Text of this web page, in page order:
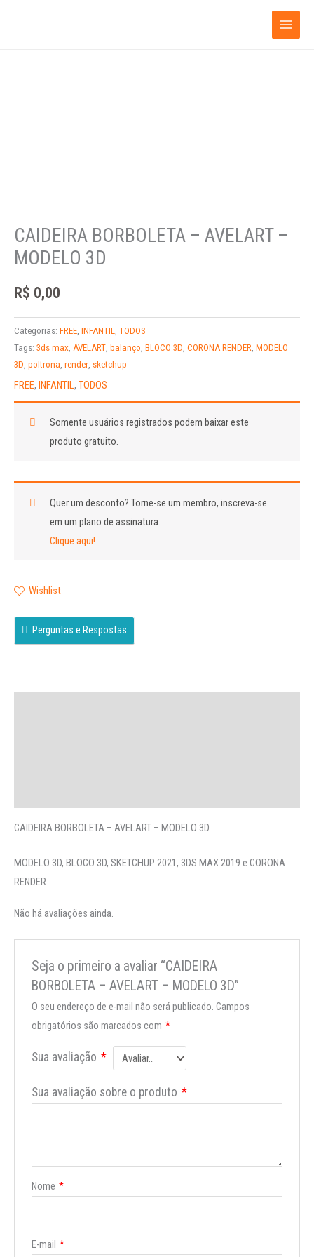
CAIDEIRA BORBOLETA – AVELART –
MODELO 3D
R$ 0,00
Categorias: FREE INFANTIL
TODOS
Tags: 3ds max AVELART balanço BLOCO 3D CORONA RENDER MODELO
3D poltrona render sketchup
FREE, INFANTIL, TODOS
Somente usuários registrados podem baixar este
produto gratuito.
Quer um desconto?Torne-se um membro, inscreva-se
em um plano de assinatura.
Clique aqui!
Wishlist
Perguntas e Respostas
CAIDEIRA BORBOLETA – AVELART – MODELO 3D
MODELO 3D, BLOCO 3D, SKETCHUP 2021, 3DS MAX 2019 e CORONA
RENDER
Não há avaliações ainda.
Seja o primeiro a avaliar “CAIDEIRA
BORBOLETA – AVELART – MODELO 3D”
O seu endereço de e-mail não será publicado. Campos
obrigatórios são marcados com *
Sua avaliação *
Sua avaliação sobre o produto *
Nome *
E-mail *